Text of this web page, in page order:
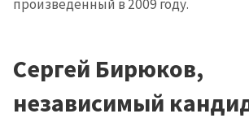
произведенный в 2009 году.
Сергей Бирюков,
независимый